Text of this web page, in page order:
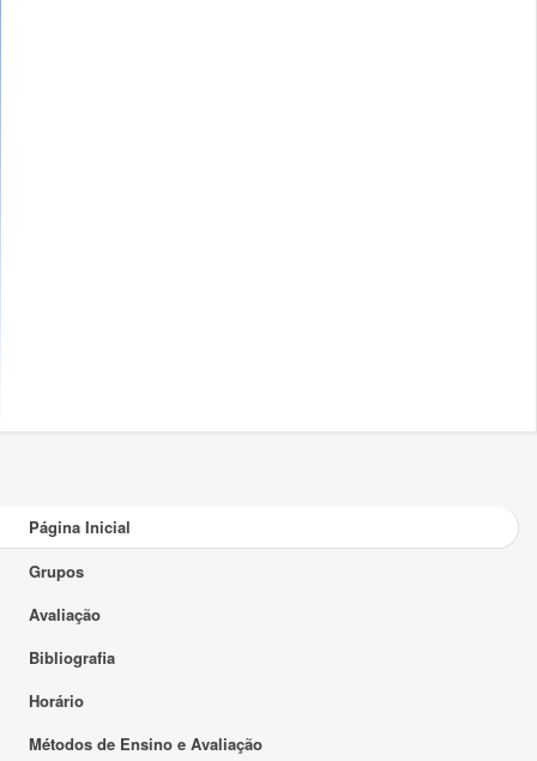
Página Inicial
Grupos
Avaliação
Bibliografia
Horário
Métodos de Ensino e Avaliação